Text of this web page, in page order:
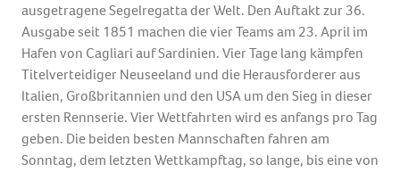
ausgetragene Segelregatta der Welt. Den Auftakt zur 36.
Ausgabe seit 1851 machen die vier Teams am 23. April im
Hafen von Cagliari auf Sardinien. Vier Tage lang kämpfen
Titelverteidiger Neuseeland und die Herausforderer aus
Italien, Großbritannien und den USA um den Sieg in dieser
ersten Rennserie. Vier Wettfahrten wird es anfangs pro Tag
geben. Die beiden besten Mannschaften fahren am
Sonntag, dem letzten Wettkampftag, so lange, bis eine von